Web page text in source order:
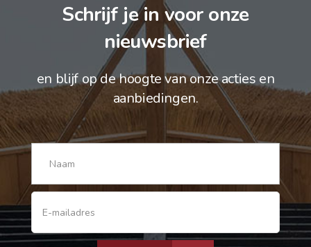
Schrijf je in voor onze
nieuwsbrief
en blijf op de hoogte van onze acties en
aanbiedingen.